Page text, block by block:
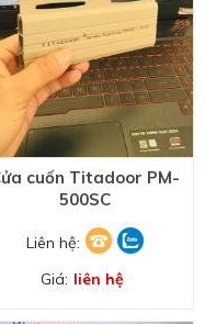
cuốn Titadoor PM-
500SC
Liên hệ:
Giá: liên hệ
TÁC